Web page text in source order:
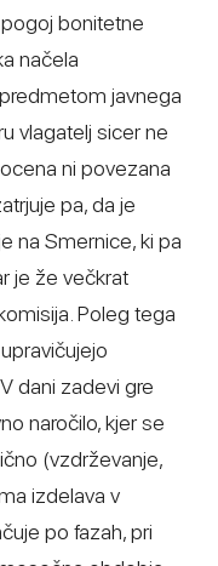
bonitetne
načela
javnega
vlagatelj sicer ne
ni povezana
pa, da je
na Smernice, ki pa
je že večkrat
Poleg tega
dani zadevi gre
naročilo, kjer se
(vzdrževanje,
izdelava v
po fazah, pri